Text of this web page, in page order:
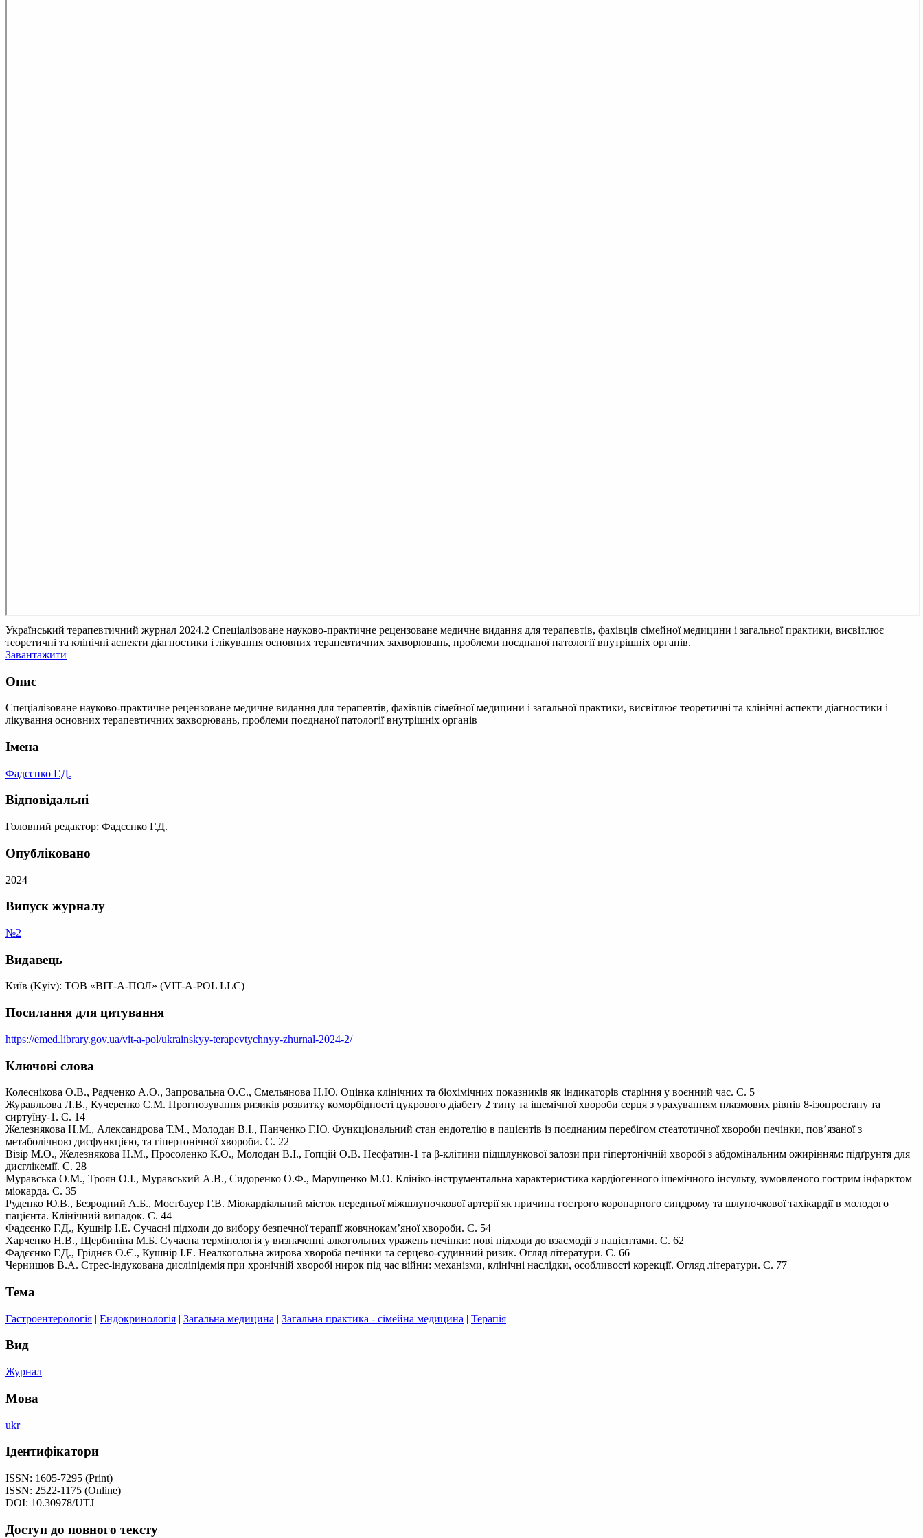
Український терапевтичний журнал 2024.2 Спеціалізоване науково-практичне рецензоване медичне видання для терапевтів, фахівців сімейної медицини і загальної практики, висвітлює
теоретичні та клінічні аспекти діагностики і лікування основних терапевтичних захворювань, проблеми поєднаної патології внутрішніх органів.
Завантажити
Опис
Спеціалізоване науково-практичне рецензоване медичне видання для терапевтів, фахівців сімейної медицини і загальної практики, висвітлює теоретичні та клінічні аспекти діагностики і
лікування основних терапевтичних захворювань, проблеми поєднаної патології внутрішніх органів
Імена
Фадєєнко Г.Д.
Відповідальні
Головний редактор: Фадєєнко Г.Д.
Опубліковано
2024
Випуск журналу
№2
Видавець
Київ (Kyiv): ТОВ «ВІТ-А-ПОЛ» (VIT-A-POL LLC)
Посилання для цитування
https://emed.library.gov.ua/vit-a-pol/ukrainskyy-terapevtychnyy-zhurnal-2024-2/
Ключові слова
Колеснікова О.В., Радченко А.О., Запровальна О.Є., Ємельянова Н.Ю. Оцінка клінічних та біохімічних показників як індикаторів старіння у воєнний час. С. 5
Журавльова Л.В., Кучеренко С.М. Прогнозування ризиків розвитку коморбідності цукрового діабету 2 типу та ішемічної хвороби серця з урахуванням плазмових рівнів 8-ізопростану та
сиртуїну-1. С. 14
Железнякова Н.М., Александрова Т.М., Молодан В.І., Панченко Г.Ю. Функціональний стан ендотелію в пацієнтів із поєднаним перебігом стеатотичної хвороби печінки, пов’язаної з
метаболічною дисфункцією, та гіпертонічної хвороби. С. 22
Візір М.О., Железнякова Н.М., Просоленко К.О., Молодан В.І., Гопцій О.В. Несфатин-1 та β-клітини підшлункової залози при гіпертонічній хворобі з абдомінальним ожирінням: підґрунтя для
дисглікемії. С. 28
Муравська О.М., Троян О.І., Муравський А.В., Сидоренко О.Ф., Марущенко М.О. Клініко-інструментальна характеристика кардіогенного ішемічного інсульту, зумовленого гострим інфарктом
міокарда. С. 35
Руденко Ю.В., Безродний А.Б., Мостбауер Г.В. Міокардіальний місток передньої міжшлуночкової артерії як причина гострого коронарного синдрому та шлуночкової тахікардії в молодого
пацієнта. Клінічний випадок. С. 44
Фадєєнко Г.Д., Кушнір І.Е. Сучасні підходи до вибору безпечної терапії жовчнокам’яної хвороби. С. 54
Харченко Н.В., Щербиніна М.Б. Сучасна термінологія у визначенні алкогольних уражень печінки: нові підходи до взаємодії з пацієнтами. С. 62
Фадєєнко Г.Д., Гріднєв О.Є., Кушнір І.Е. Неалкогольна жирова хвороба печінки та серцево-судинний ризик. Огляд літератури. С. 66
Чернишов В.А. Стрес-індукована дисліпідемія при хронічній хворобі нирок під час війни: механізми, клінічні наслідки, особливості корекції. Огляд літератури. С. 77
Тема
Гастроентерологія | Ендокринологія | Загальна медицина | Загальна практика - сімейна медицина | Терапія
Вид
Журнал
Мова
ukr
Ідентифікатори
ISSN: 1605­-7295 (Print)
ISSN: 2522­-1175 (Online)
DOI: 10.30978/UTJ
Доступ до повного тексту